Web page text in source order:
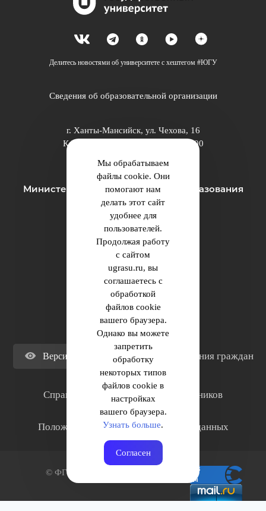
Мы обрабатываем
файлы cookie. Они
помогают нам
делать этот сайт
удобнее для
пользователей.
Продолжая работу
с сайтом
ugrasu.ru, вы
соглашаетесь с
обработкой
файлов cookie
вашего браузера.
Однако вы можете
запретить
обработку
некоторых типов
файлов cookie в
настройках
вашего браузера.
Узнать больше.
Согласен
Делитесь новостями об университете с хештегом #ЮГУ
Сведения об образовательной организации
г. Ханты-Мансийск, ул. Чехова, 16
Канцелярия: тел.: +7 (3467) 377-000
Министерство науки и высшего образования
Российской Федерации
Университет
Поступающему
Студенту
Сотруднику
Версия для слабовидящих Обращения граждан
Cправка для отчисленных и выпускников
Противодействие коррупции
Положение о защите персональных данных
Политика обработки cookie
© ФГБОУ ВО ЮГУ 2001–2025